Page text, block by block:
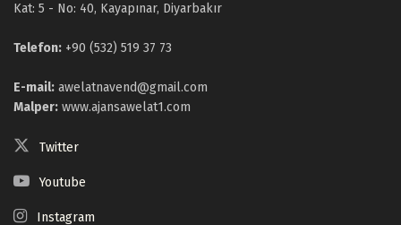
Kat: 5 - No: 40, Kayapınar, Diyarbakır
Telefon: +90 (532) 519 37 73
E-mail: awelatnavend@gmail.com
Malper: www.ajansawelat1.com
Twitter
Youtube
Instagram